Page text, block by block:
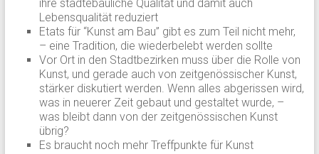
ihre städtebauliche Qualität und damit auch
Lebensqualität reduziert
Etats für “Kunst am Bau” gibt es zum Teil nicht mehr,
– eine Tradition, die wiederbelebt werden sollte
Vor Ort in den Stadtbezirken muss über die Rolle von
Kunst, und gerade auch von zeitgenössischer Kunst,
stärker diskutiert werden. Wenn alles abgerissen wird,
was in neuerer Zeit gebaut und gestaltet wurde, –
was bleibt dann von der zeitgenössischen Kunst
übrig?
Es braucht noch mehr Treffpunkte für Kunst